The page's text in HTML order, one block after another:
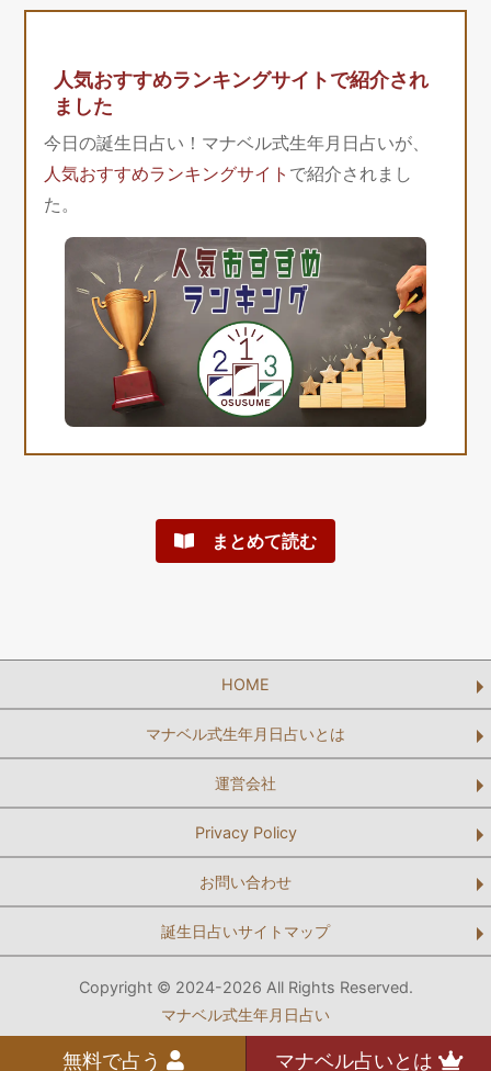
人気おすすめランキングサイトで紹介され
ました
今日の誕生日占い！マナベル式生年月日占いが、
人気おすすめランキングサイト で紹介されまし
た。
まとめて読む
HOME
マナベル式生年月日占いとは
運営会社
Privacy Policy
お問い合わせ
誕生日占いサイトマップ
Copyright © 2024-2026 All Rights Reserved.
マナベル式生年月日占い
無料で占う マナベル占いとは